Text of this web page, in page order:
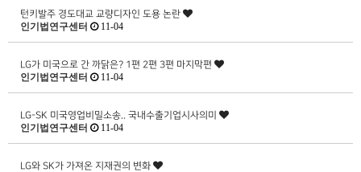
턴키발주 경도대교 교량디자인 도용 논란
인기법연구센터 11-04
LG가 미국으로 간 까닭은? 1편 2편 3편 마지막편
인기법연구센터 11-04
LG-SK 미국영업비밀소송.. 국내수출기업시사의미
인기법연구센터 11-04
LG와 SK가 가져온 지재권의 변화